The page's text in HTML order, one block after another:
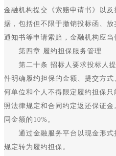
金融机构提交《索赔申请书》以
据，包括但不限于撤销投标函、
通知书等申请索赔，金融机构应当
第四章 履约担保服务管理
第二十条 招标人要求投标人提
件明确履约担保的金额、提交方
何单位和个人不得限定履约担保
照法律规定和合同约定返还保证
同金额的10%。
通过金融服务平台以现金形式
规定转为履约担保。